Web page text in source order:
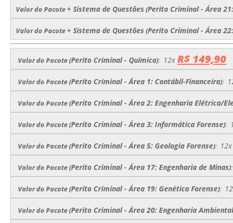
Valor do Pacote+ Sistema de Questões (Perito Criminal - Área
Valor do Pacote+ Sistema de Questões (Perito Criminal - Área
Valor do Pacote(Perito Criminal - Química): 12x R$ 149,90
Valor do Pacote(Perito Criminal - Área 1: Contábil-Financeira):
Valor do Pacote(Perito Criminal - Área 2: Engenharia Elétrica/
Valor do Pacote(Perito Criminal - Área 3: Informática Forense):
Valor do Pacote(Perito Criminal - Área 5: Geologia Forense): 12x
Valor do Pacote(Perito Criminal - Área 17: Engenharia de Minas):
Valor do Pacote(Perito Criminal - Área 19: Genética Forense):
Valor do Pacote(Perito Criminal - Área 20: Engenharia Ambiental